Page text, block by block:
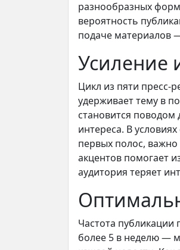
разнообразных
вероятность
подаче материалов
Усиление
Цикл из пяти
удерживает тему в
становится
интереса. В
первых полос,
акцентов помогает
аудитория теряет
Частота
более 5 в неделю —